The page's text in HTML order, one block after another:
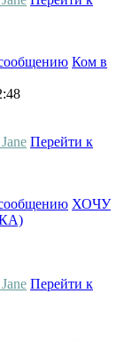
Ком в
Перейти к
ХОЧУ
Перейти к